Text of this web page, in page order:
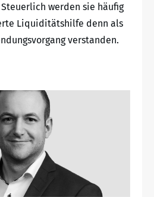
werden sie häufig
Liquiditätshilfe denn als
verstanden.